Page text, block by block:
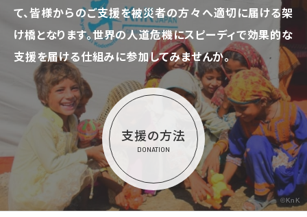
て、皆様からのご支援を被災者の方々へ適切に届ける架
け橋となります。世界の人道危機にスピーディで効果的な
支援を届ける仕組みに参加してみませんか。
支援の方法
DONATION
©KnK